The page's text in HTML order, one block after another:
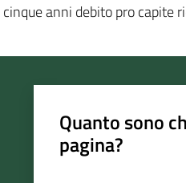
anni debito pro capite
Quanto sono
pagina?